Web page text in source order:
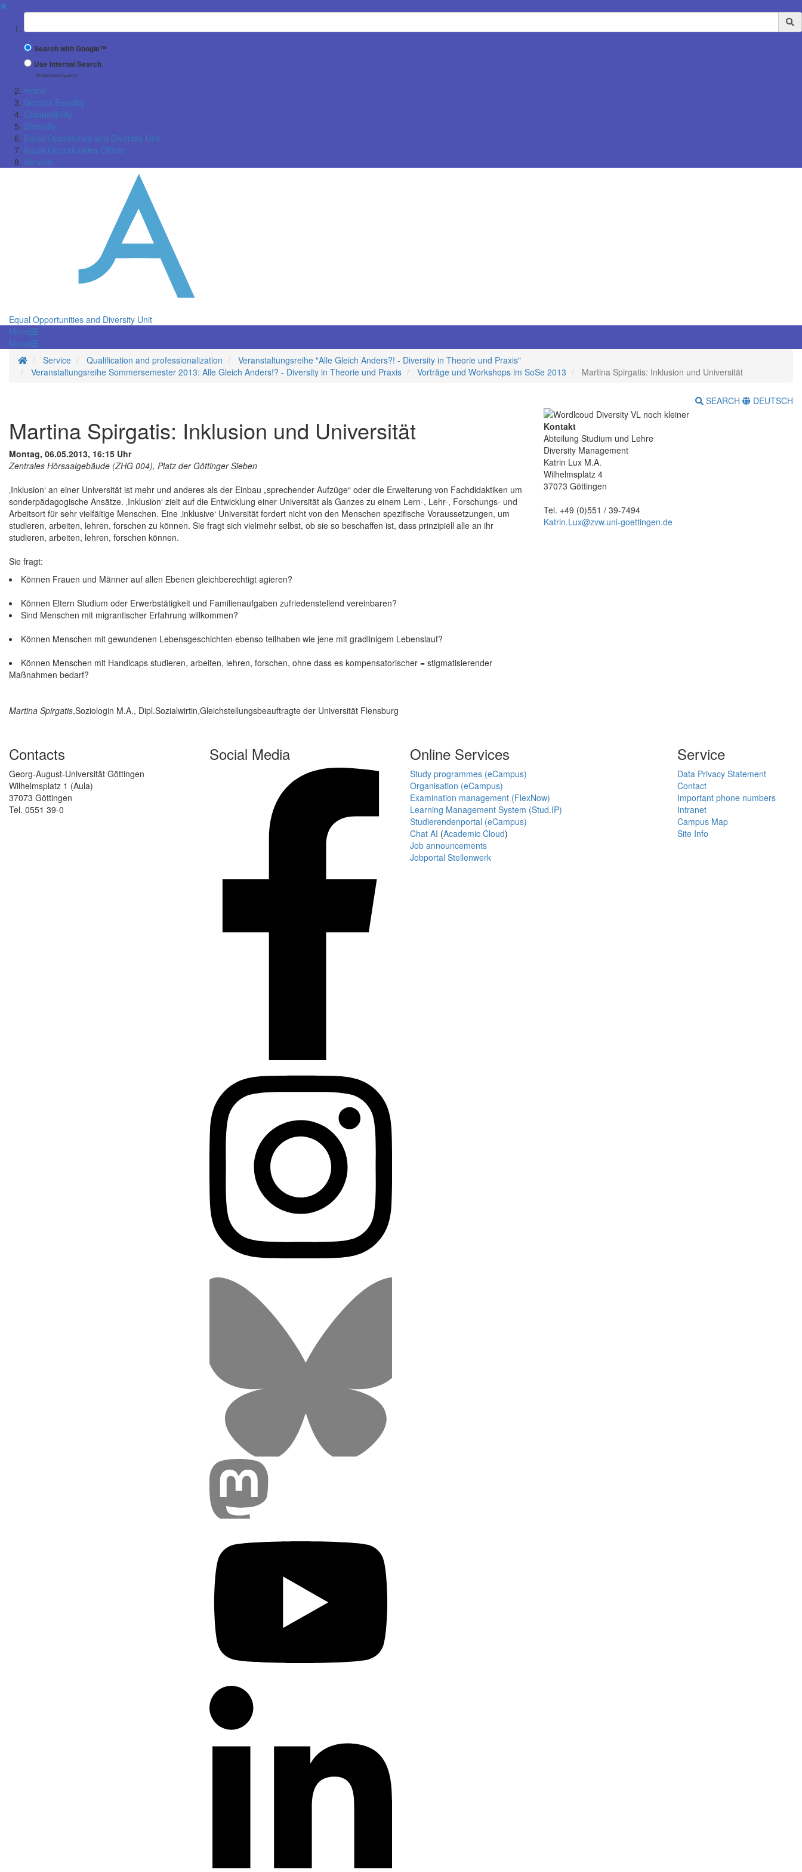
✖
Suchbegriff
Search with Google™
Use Internal Search
(limited result quality)
Home
Gender Equality
Compatibility
Diversity
Equal Opportunity and Diversity Unit
Equal Opportunities Officer
Service
Equal Opportunities and Diversity Unit
Menü
Menü
Homepage
Service Qualification and professionalization
Veranstaltungsreihe "Alle Gleich Anders?! - Diversity in Theorie und Praxis"
Veranstaltungsreihe Sommersemester 2013: Alle Gleich Anders!? - Diversity in Theorie und Praxis
Vorträge und Workshops im SoSe 2013 Martina Spirgatis: Inklusion und Universität
SEARCH DEUTSCH
Martina Spirgatis: Inklusion und Universität
Montag, 06.05.2013, 16:15 Uhr
Zentrales Hörsaalgebäude (ZHG 004), Platz der Göttinger Sieben
‚Inklusion‘ an einer Universität ist mehr und anderes als der Einbau „sprechender Aufzüge“ oder die Erweiterung von Fachdidaktiken um
sonderpädagogische Ansätze. ‚Inklusion‘ zielt auf die Entwicklung einer Universität als Ganzes zu einem Lern-, Lehr-, Forschungs- und
Arbeitsort für sehr vielfältige Menschen. Eine ‚inklusive‘ Universität fordert nicht von den Menschen spezifische Voraussetzungen, um
studieren, arbeiten, lehren, forschen zu können. Sie fragt sich vielmehr selbst, ob sie so beschaffen ist, dass prinzipiell alle an ihr
studieren, arbeiten, lehren, forschen können.
Sie fragt:
Können Frauen und Männer auf allen Ebenen gleichberechtigt agieren?
Können Eltern Studium oder Erwerbstätigkeit und Familienaufgaben zufriedenstellend vereinbaren?
Sind Menschen mit migrantischer Erfahrung willkommen?
Können Menschen mit gewundenen Lebensgeschichten ebenso teilhaben wie jene mit gradlinigem Lebenslauf?
Können Menschen mit Handicaps studieren, arbeiten, lehren, forschen, ohne dass es kompensatorischer = stigmatisierender
Maßnahmen bedarf?
Martina Spirgatis,Soziologin M.A., Dipl.Sozialwirtin,Gleichstellungsbeauftragte der Universität Flensburg
Kontakt
Abteilung Studium und Lehre
Diversity Management
Katrin Lux M.A.
Wilhelmsplatz 4
37073 Göttingen
Tel. +49 (0)551 / 39-7494
Katrin.Lux@zvw.uni-goettingen.de
Contacts
Georg-August-Universität Göttingen
Wilhelmsplatz 1 (Aula)
37073 Göttingen
Tel. 0551 39-0
Social Media Online Services
Study programmes (eCampus)
Organisation (eCampus)
Examination management (FlexNow)
Learning Management System (Stud.IP)
Studierendenportal (eCampus)
Chat AI (Academic Cloud)
Job announcements
Jobportal Stellenwerk
Service
Data Privacy Statement
Contact
Important phone numbers
Intranet
Campus Map
Site Info